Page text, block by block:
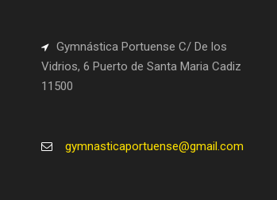
Gymnástica Portuense C/ De los
Vidrios, 6 Puerto de Santa Maria Cadiz
11500
gymnasticaportuense@gmail.com